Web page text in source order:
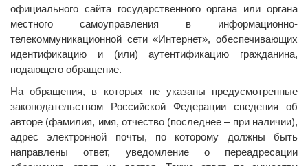
официального сайта государственного органа или органа
местного самоуправления в информационно-
телекоммуникационной сети «Интернет», обеспечивающих
идентификацию и (или) аутентификацию гражданина,
подающего обращение.
На обращения, в которых не указаны предусмотренные
законодательством Российской Федерации сведения об
авторе (фамилия, имя, отчество (последнее – при наличии),
адрес электронной почты, по которому должны быть
направлены ответ, уведомление о переадресации